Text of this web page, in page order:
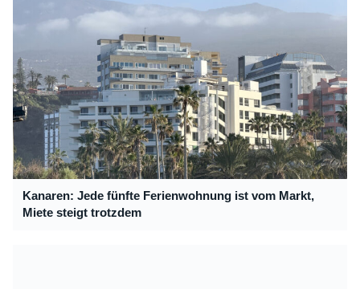
Kanaren: Jede fünfte Ferienwohnung ist vom Markt,
Miete steigt trotzdem